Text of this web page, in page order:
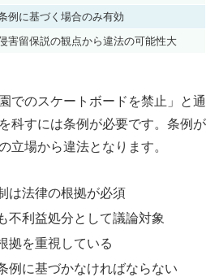
例に基づく場合のみ有効
害留保説の観点から違法の可能性大
でのスケートボードを禁止」と通
科すには条例が必要です。条例が
立場から違法となります。
は法律の根拠が必須
不利益処分として議論対象
拠を重視している
例に基づかなければならない